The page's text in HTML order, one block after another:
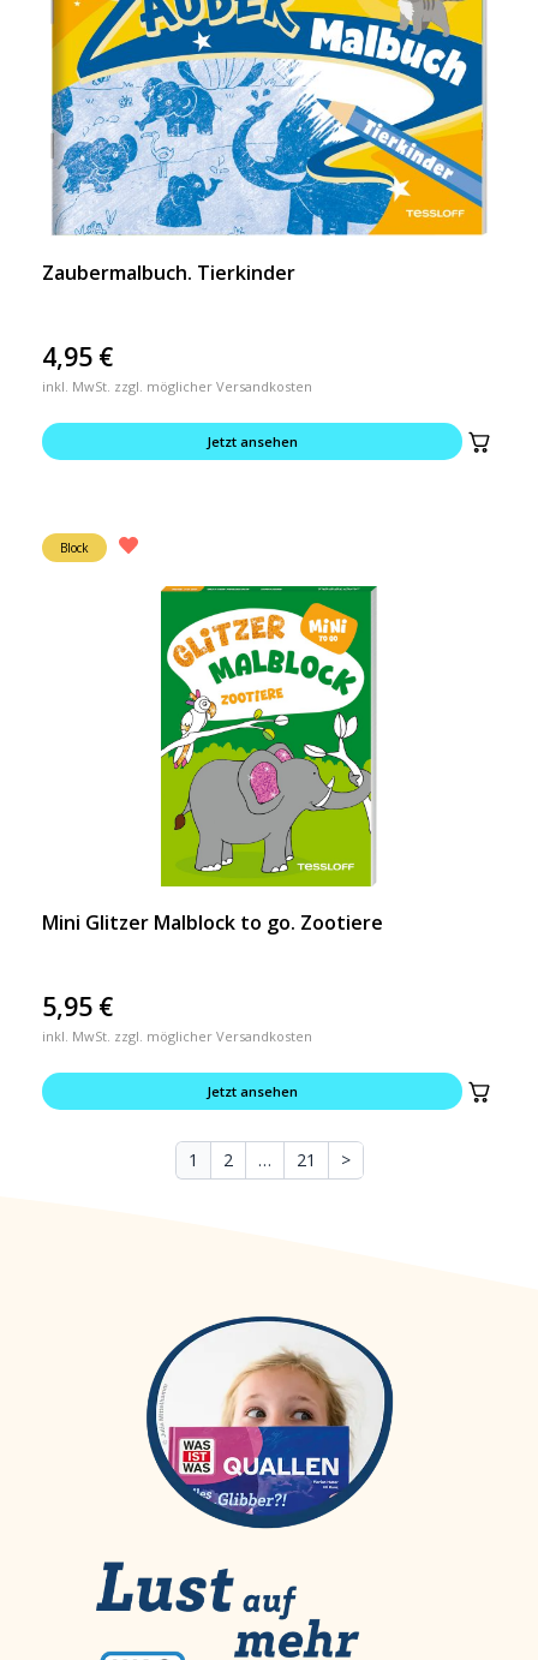
Zaubermalbuch. Tierkinder
4,95 €
inkl. MwSt. zzgl. möglicher Versandkosten
Jetzt ansehen
Block
Mini Glitzer Malblock to go. Zootiere
5,95 €
inkl. MwSt. zzgl. möglicher Versandkosten
Jetzt ansehen
1 2 … 21 >